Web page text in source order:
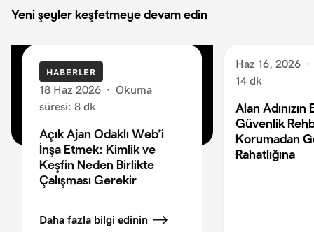
Yeni şeyler keşfetmeye devam edin
HABERLER
18 Haz 2026 · Okuma
süresi: 8 dk
Açık Ajan Odaklı Web’i
İnşa Etmek: Kimlik ve
Keşfin Neden Birlikte
Çalışması Gerekir
Daha fazla bilgi edinin
Haz 16, 2026 ·
14 dk
Alan Adınızın
Güvenlik
Korumadan
Rahatlığına